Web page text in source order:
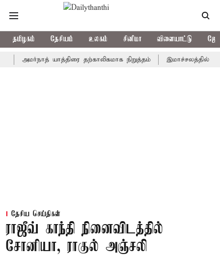
தமிழகம் தேசியம் உலகம் சினிமா விளையாட்டு
அமர்நாத் யாத்திரை தற்காலிகமாக நிறுத்தம் இமாச்சலத்தில்
தேசிய செய்திகள்
ராஜீவ் காந்தி நினைவிடத்தில்
சோனியா, ராகுல் அஞ்சலி